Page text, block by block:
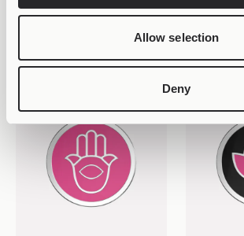
Allow selection
Deny
VARIOUS ETHNIC VARIATIONS
Joollion Charm Maneki
MILAGRO
Joollion
Corazon